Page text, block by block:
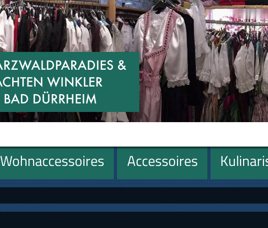
Wohnaccessoires Accessoires